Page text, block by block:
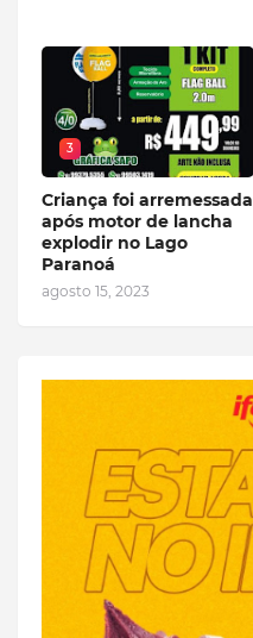
3
Criança foi arremessada
após motor de lancha
explodir no Lago
Paranoá
agosto 15, 2023